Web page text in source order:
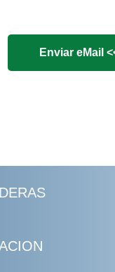
Enviar eMail